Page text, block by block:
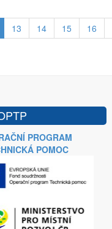
13 14 15 16
PROGRAM
POMOC